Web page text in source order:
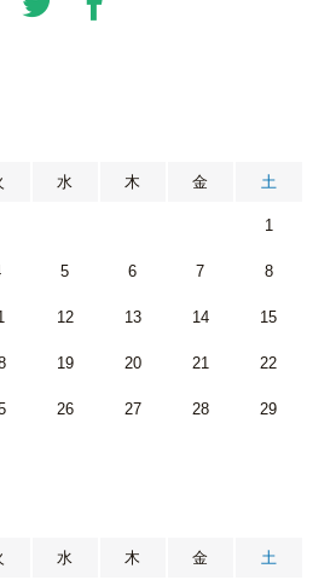
水 木 金 土
1
5 6 7 8
12 13 14 15
19 20 21 22
26 27 28 29
水 木 金 土